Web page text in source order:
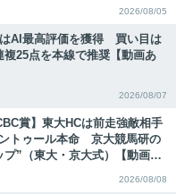
2026/08/05
はAI最高評価を獲得 買い目は
複25点を本線で推奨【動画あ
2026/08/07
賞】東大HCは前走強敵相手
トゥール本命 京大競馬研の
プ”（東大・京大式）【動画あ
2026/08/08